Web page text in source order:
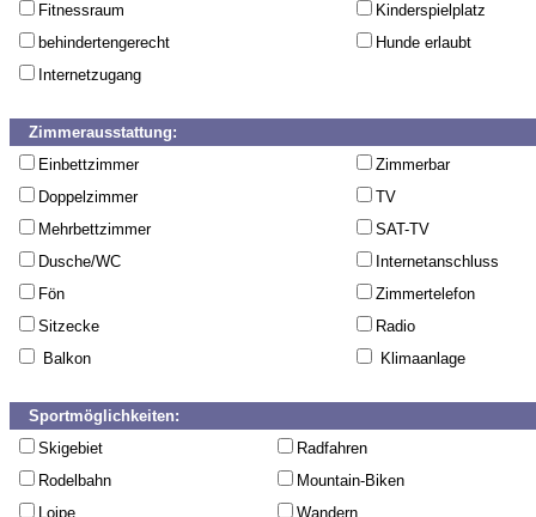
Fitnessraum
Kinderspielplatz
behindertengerecht
Hunde erlaubt
Internetzugang
Zimmerausstattung:
Einbettzimmer
Zimmerbar
Doppelzimmer
TV
Mehrbettzimmer
SAT-TV
Dusche/WC
Internetanschluss
Fön
Zimmertelefon
Sitzecke
Radio
Balkon
Klimaanlage
Sportmöglichkeiten:
Skigebiet
Radfahren
Rodelbahn
Mountain-Biken
Loipe
Wandern